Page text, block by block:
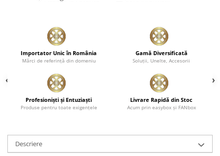
Importator Unic în România
Mărci de referinţă din domeniu
Gamă Diversificată
Soluţii, Unelte, Accesorii
Profesionişti şi Entuziaşti
Produse pentru toate exigenţele
Livrare Rapidă din Stoc
Acum prin easybox şi FANbox
Descriere